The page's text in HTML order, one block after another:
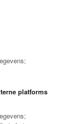
platforms